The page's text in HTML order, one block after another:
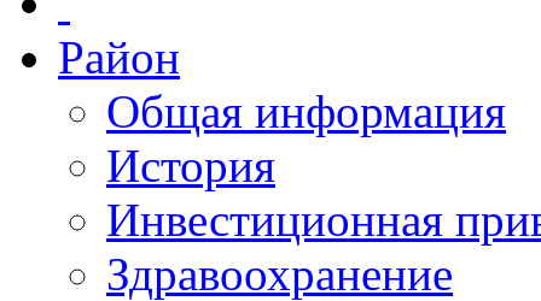
Район
Общая информация
История
Инвестиционная
Здравоохранение